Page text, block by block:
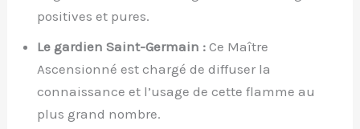
positives et pures.
Le gardien Saint-Germain : Ce Maître
Ascensionné est chargé de diffuser la
connaissance et l’usage de cette flamme au
plus grand nombre.